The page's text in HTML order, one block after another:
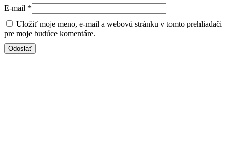
E-mail *
Uložiť moje meno, e-mail a webovú stránku v tomto prehliadači
pre moje budúce komentáre.